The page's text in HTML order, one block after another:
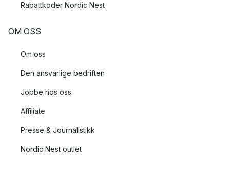
Rabattkoder Nordic Nest
OM OSS
Om oss
Den ansvarlige bedriften
Jobbe hos oss
Affiliate
Presse & Journalistikk
Nordic Nest outlet